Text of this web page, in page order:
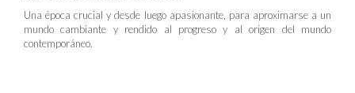
Una época crucial y desde luego apasionante, para aproximarse a un
mundo cambiante y rendido al progreso y al origen del mundo
contemporáneo.